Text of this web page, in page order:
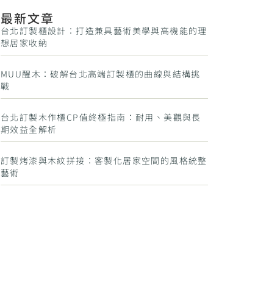
最新文章
台北訂製櫃設計：打造兼具藝術美學與高機能的理
想居家收納
MUU醒木：破解台北高端訂製櫃的曲線與結構挑
戰
台北訂製木作櫃CP值終極指南：耐用、美觀與長
期效益全解析
訂製烤漆與木紋拼接：客製化居家空間的風格統整
藝術